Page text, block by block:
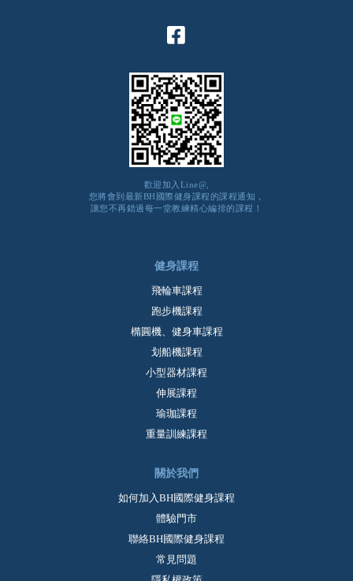
歡迎加入Line@,
您將會到最新BH國際健身課程的課程通知，
讓您不再錯過每一堂教練精心編排的課程！
健身課程
飛輪車課程
跑步機課程
橢圓機、健身車課程
划船機課程
小型器材課程
伸展課程
瑜珈課程
重量訓練課程
關於我們
如何加入BH國際健身課程
體驗門市
聯絡BH國際健身課程
常見問題